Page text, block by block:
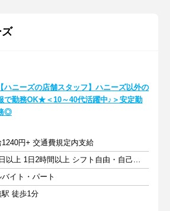
【ハニーズの店舗スタッフ】ハニーズ以外の
で勤務OK★＜10～40代活躍中♪＞安定勤
◎
1240円+ 交通費規定内支給
週2日以上 1日2時間以上 シフト自由・自己申告
バイト・パート
駅 徒歩1分